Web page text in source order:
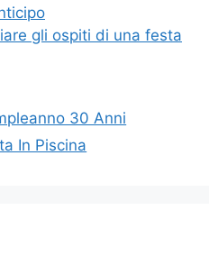
gli ospiti di una festa
30 Anni
In Piscina